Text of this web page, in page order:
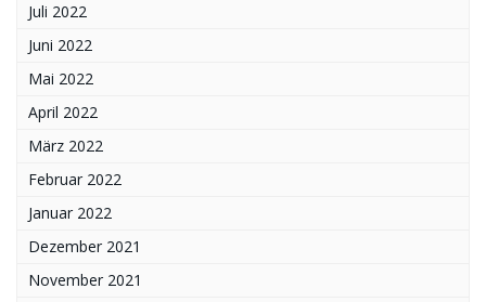
Juli 2022
Juni 2022
Mai 2022
April 2022
März 2022
Februar 2022
Januar 2022
Dezember 2021
November 2021